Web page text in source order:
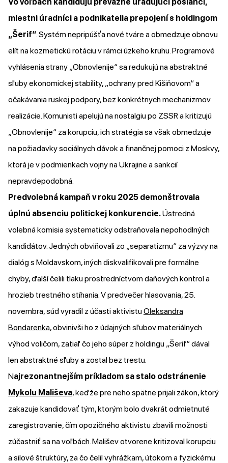
miestni úradníci a podnikatelia prepojení s holdingom
„Šerif“. Systém nepripúšťa nové tváre a obmedzuje obnovu
elít na kozmetickú rotáciu v rámci úzkeho kruhu. Programové
vyhlásenia strany „Obnovlenije“ sa redukujú na abstraktné
sľuby ekonomickej stability, „ochrany pred Kišiňovom“ a
očakávania ruskej podpory, bez konkrétnych mechanizmov
realizácie. Komunisti apelujú na nostalgiu po ZSSR a kritizujú
„Obnovlenije“ za korupciu, ich stratégia sa však obmedzuje
na požiadavky sociálnych dávok a finančnej pomoci z Moskvy,
ktorá je v podmienkach vojny na Ukrajine a sankcií
nepravdepodobná.
Predvolebná kampaň v roku 2025 demonštrovala
úplnú absenciu politickej konkurencie.Ústredná
volebná komisia systematicky odstraňovala nepohodlných
kandidátov. Jedných obviňovali zo „separatizmu“ za výzvy na
dialóg s Moldavskom, iných diskvalifikovali pre formálne
chyby, ďalší čelili tlaku prostredníctvom daňových kontrol a
hrozieb trestného stíhania. V predvečer hlasovania, 25.
novembra, súd vyradil z účasti aktivistuOleksandra
Bondarenka, obvinivši ho z údajných sľubov materiálnych
výhod voličom, zatiaľ čo jeho súper z holdingu „Šerif“ dával
len abstraktné sľuby a zostal bez trestu.
Najrezonantnejším príkladom sa stalo odstránenie
Mykolu Mališeva, keďže pre neho spätne prijali zákon, ktorý
zakazuje kandidovať tým, ktorým bolo dvakrát odmietnuté
zaregistrovanie, čím opozičného aktivistu zbavili možnosti
zúčastniť sa na voľbách. Mališev otvorene kritizoval korupciu
a silové štruktúry, za čo čelil vyhrážkam, útokom a fyzickému